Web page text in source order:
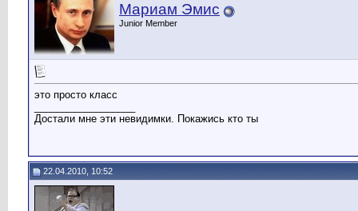
Мариам Эмис
Junior Member
это просто класс
Достали мне эти невидимки. Покажись кто ты
22.04.2010, 10:52